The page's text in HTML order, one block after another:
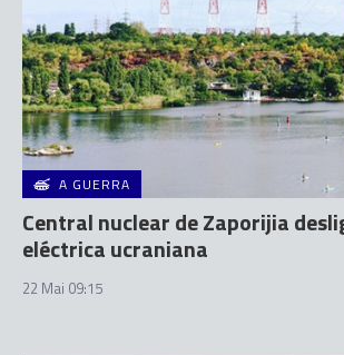
A GUERRA
Central nuclear de Zaporijia
eléctrica ucraniana
22 Mai 09:15